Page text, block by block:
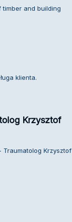
timber and building
klienta.
Krzysztof
Krzysztof